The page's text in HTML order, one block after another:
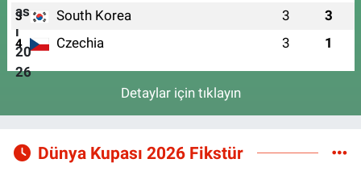
3 South Korea 3 3
4 Czechia 3 1
Detaylar için tıklayın
Dünya Kupası 2026 Fikstür